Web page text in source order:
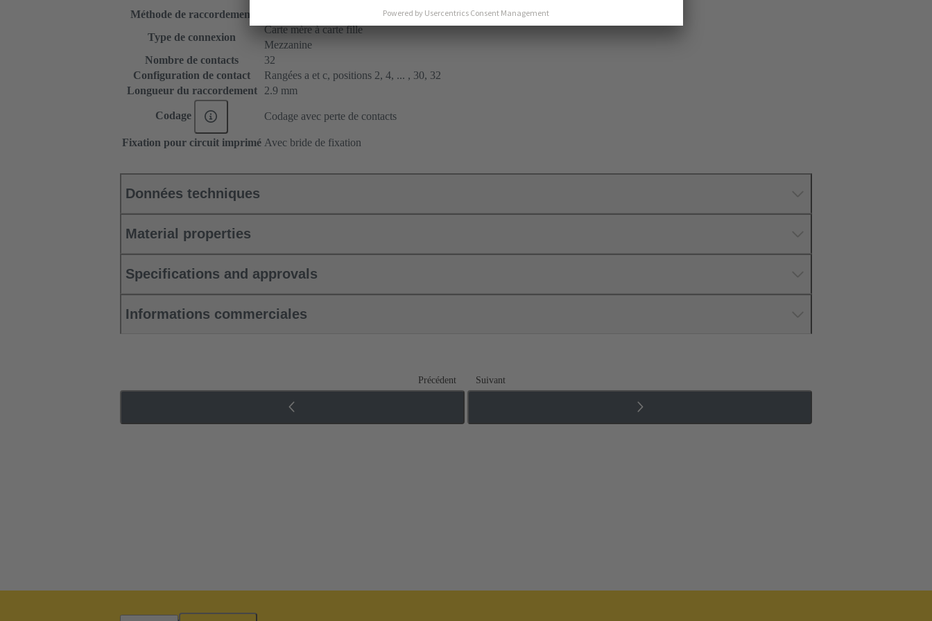
Méthode de raccordement
Raccordement par soudage à la vague
Type de connexion
Carte mère à carte fille
Mezzanine
Nombre de contacts
32
Configuration de contact
Rangées a et c, positions 2, 4, ... , 30, 32
Longueur du raccordement
2.9 mm
Codage Codage avec perte de contacts
Fixation pour circuit imprimé Avec bride de fixation
Données techniques
Material properties
Specifications and approvals
Informations commerciales
Précédent Suivant